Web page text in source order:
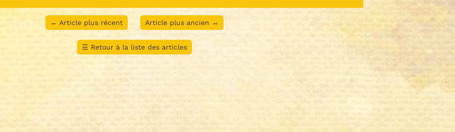
← Article plus récent Article plus ancien →
☰ Retour à la liste des articles